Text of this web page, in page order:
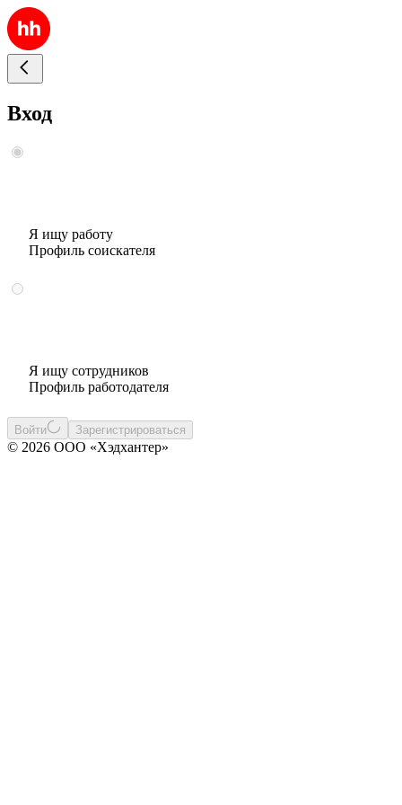
Вход
Я ищу работу
Профиль соискателя
Я ищу сотрудников
Профиль работодателя
Войти Зарегистрироваться
© 2026 ООО «Хэдхантер»